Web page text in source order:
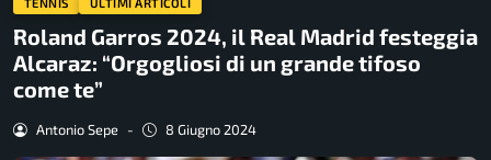
Roland Garros 2024, il Real Madrid festeggia
Alcaraz: “Orgogliosi di un grande tifoso
come te”
Antonio Sepe - 8 Giugno 2024